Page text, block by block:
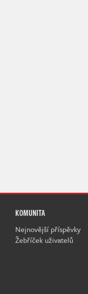
KOMUNITA
Nejnovější příspěvky
Žebříček uživatelů